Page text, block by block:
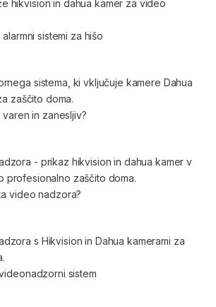
sistemi za hišo
in zanesljiv?
video nadzora?
sistem